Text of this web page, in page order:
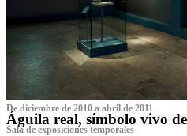
De diciembre de 2010 a abril de 2011
Águila real, símbolo vivo
Sala de exposiciones temporales